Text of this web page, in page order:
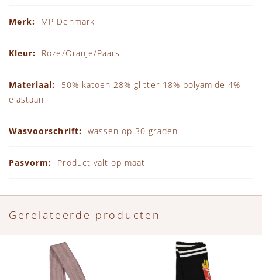
MP Denmark
Roze/Oranje/Paars
50% katoen 28% glitter 18% polyamide 4%
elastaan
wassen op 30 graden
Product valt op maat
Gerelateerde producten